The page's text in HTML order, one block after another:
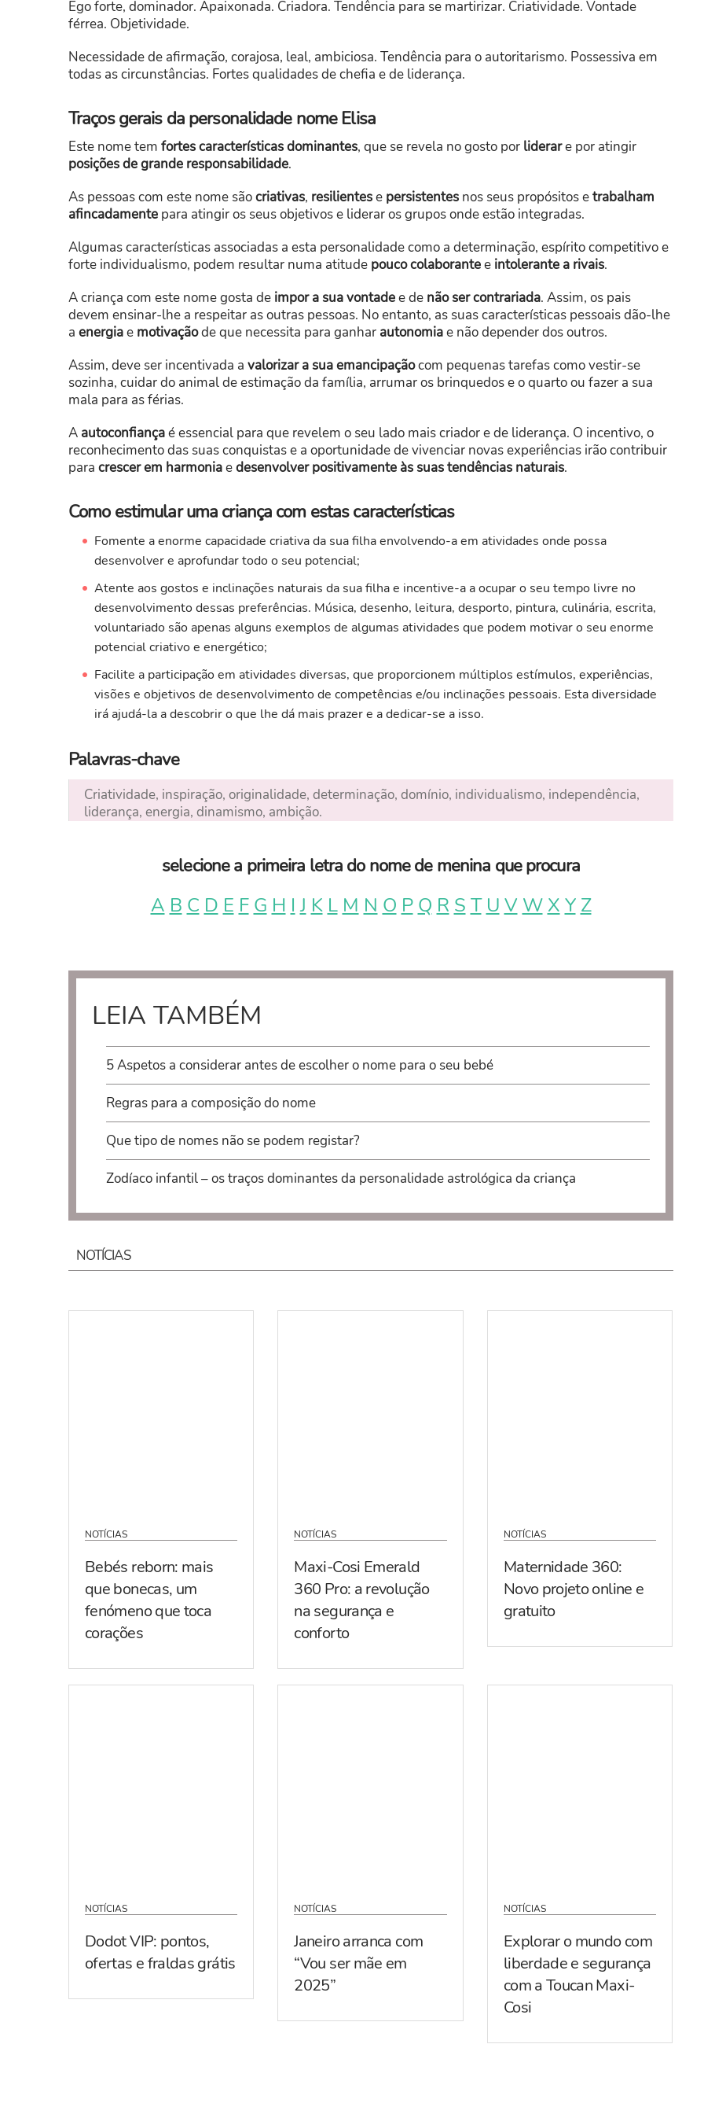
Ego forte, dominador. Apaixonada. Criadora. Tendência para se martirizar. Criatividade. Vontade
férrea. Objetividade.
Necessidade de afirmação, corajosa, leal, ambiciosa. Tendência para o autoritarismo. Possessiva em
todas as circunstâncias. Fortes qualidades de chefia e de liderança.
Traços gerais da personalidade nome Elisa
Este nome tem fortes características dominantes, que se revela no gosto por liderare por atingir
posições de grande responsabilidade.
As pessoas com este nome sãocriativas, resilientese persistentes nos seus propósitos etrabalham
afincadamente para atingir os seus objetivos e liderar os grupos onde estão integradas.
Algumas características associadas a esta personalidade como a determinação, espírito competitivo e
forte individualismo, podem resultar numa atitude pouco colaborantee intolerante a rivais.
A criança com este nome gosta de impor a sua vontadee de não ser contrariada. Assim, os pais
devem ensinar-lhe a respeitar as outras pessoas. No entanto, as suas características pessoais dão-lhe
a energiae motivaçãode que necessita para ganhar autonomiae não depender dos outros.
Assim, deve ser incentivada a valorizar a sua emancipaçãocom pequenas tarefas como vestir-se
sozinha, cuidar do animal de estimação da família, arrumar os brinquedos e o quarto ou fazer a sua
mala para as férias.
A autoconfiançaé essencial para que revelem o seu lado mais criador e de liderança. O incentivo, o
reconhecimento das suas conquistas e a oportunidade de vivenciar novas experiências irão contribuir
para crescer em harmoniaedesenvolver positivamente às suas tendências naturais.
Como estimular uma criança com estas características
Fomente a enorme capacidade criativa da sua filha envolvendo-a em atividades onde possa
desenvolver e aprofundar todo o seu potencial;
Atente aos gostos e inclinações naturais da sua filha e incentive-a a ocupar o seu tempo livre no
desenvolvimento dessas preferências. Música, desenho, leitura, desporto, pintura, culinária, escrita,
voluntariado são apenas alguns exemplos de algumas atividades que podem motivar o seu enorme
potencial criativo e energético;
Facilite a participação em atividades diversas, que proporcionem múltiplos estímulos, experiências,
visões e objetivos de desenvolvimento de competências e/ou inclinações pessoais. Esta diversidade
irá ajudá-la a descobrir o que lhe dá mais prazer e a dedicar-se a isso.
Palavras-chave
Criatividade, inspiração, originalidade, determinação, domínio, individualismo, independência,
liderança, energia, dinamismo, ambição.
selecione a primeira letra do nome de menina que procura
A B C D E F G H I J K L M N O P Q R S T U V W X Y Z
LEIA TAMBÉM
5 Aspetos a considerar antes de escolher o nome para o seu bebé
Regras para a composição do nome
Que tipo de nomes não se podem registar?
Zodíaco infantil – os traços dominantes da personalidade astrológica da criança
NOTÍCIAS
NOTÍCIAS
Bebés reborn: mais
que bonecas, um
fenómeno que toca
corações
NOTÍCIAS
Maxi-Cosi Emerald
360 Pro: a revolução
na segurança e
conforto
NOTÍCIAS
Maternidade 360:
Novo projeto online e
gratuito
NOTÍCIAS
Dodot VIP: pontos,
ofertas e fraldas grátis
NOTÍCIAS
Janeiro arranca com
“Vou ser mãe em
2025”
NOTÍCIAS
Explorar o mundo com
liberdade e segurança
com a Toucan Maxi-
Cosi